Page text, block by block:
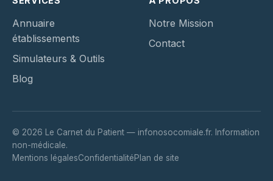
Annuaire
établissements
Simulateurs & Outils
Blog
Notre Mission
Contact
© 2026 Le Carnet du Patient — infonosocomiale.fr. Information
non-médicale.
Mentions légalesConfidentialitéPlan de site